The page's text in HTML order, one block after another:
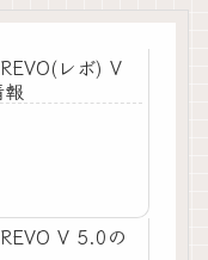
レボ) V
V 5.0の